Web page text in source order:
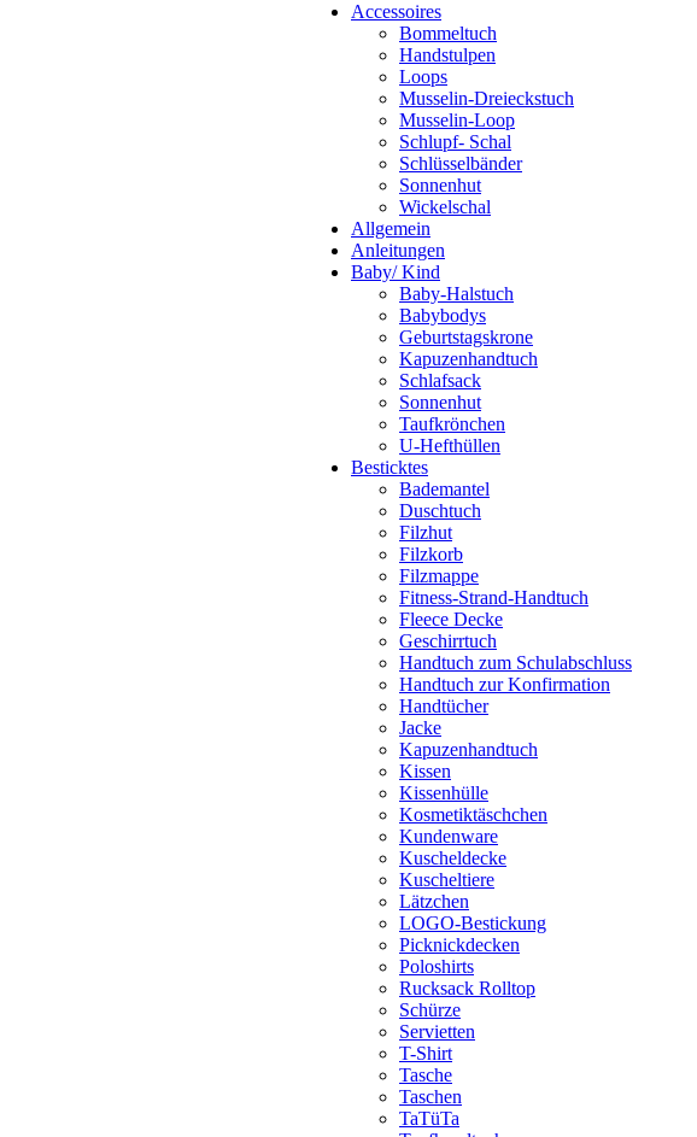
Accessoires
Bommeltuch
Handstulpen
Loops
Musselin-Dreieckstuch
Musselin-Loop
Schlupf- Schal
Schlüsselbänder
Sonnenhut
Wickelschal
Allgemein
Anleitungen
Baby/ Kind
Baby-Halstuch
Babybodys
Geburtstagskrone
Kapuzenhandtuch
Schlafsack
Sonnenhut
Taufkrönchen
U-Hefthüllen
Besticktes
Bademantel
Duschtuch
Filzhut
Filzkorb
Filzmappe
Fitness-Strand-Handtuch
Fleece Decke
Geschirrtuch
Handtuch zum Schulabschluss
Handtuch zur Konfirmation
Handtücher
Jacke
Kapuzenhandtuch
Kissen
Kissenhülle
Kosmetiktäschchen
Kundenware
Kuscheldecke
Kuscheltiere
Lätzchen
LOGO-Bestickung
Picknickdecken
Poloshirts
Rucksack Rolltop
Schürze
Servietten
T-Shirt
Tasche
Taschen
TaTüTa